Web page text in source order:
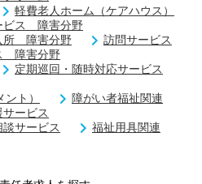
軽費老人ホーム（ケアハウス）
ビス 障害分野
所 障害分野
訪問サービス
障害分野
定期巡回・随時対応サービス
ト）
障がい者福祉関連
ービス
談サービス
福祉用具関連